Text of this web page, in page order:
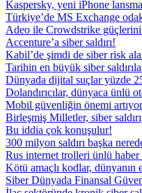
Kaspersky, yeni iPhone
Türkiye’de MS Exchange
Adeo ile Crowdstrike
Accenture’a siber saldırı!
Kabil’de şimdi de siber risk
Tarihin en büyük siber
Dünyada dijital suçlar yüzde
Dolandırıcılar, dünyaca ünlü
Mobil güvenliğin önemi artıyor
Birleşmiş Milletler, siber
Bu iddia çok konuşulur!
300 milyon saldırı başka
Rus internet trolleri ünlü haber
Kötü amaçlı kodlar, dünyanın
Siber Dünyada Finansal